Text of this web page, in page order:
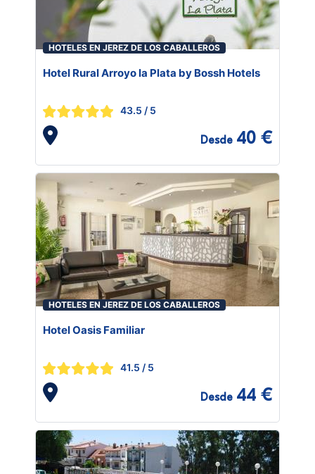
HOTELES EN JEREZ DE LOS CABALLEROS
Hotel Rural Arroyo la Plata by Bossh Hotels
43.5 / 5
Desde 40 €
HOTELES EN JEREZ DE LOS CABALLEROS
Hotel Oasis Familiar
41.5 / 5
Desde 44 €